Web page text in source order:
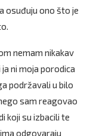
osuđuju ono što je
nemam nikakav
ni moja porodica
podržavali u bilo
sam reagovao
koji su izbacili te
odgovaraju